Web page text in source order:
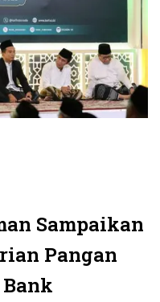
Sampaikan
Pangan